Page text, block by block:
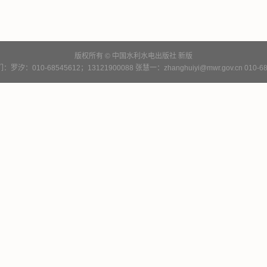
版权所有 © 中国水利水电出版社 新版
：罗汐：010-68545612；13121900088 张慧一：zhanghuiyi@mwr.gov.cn 010-